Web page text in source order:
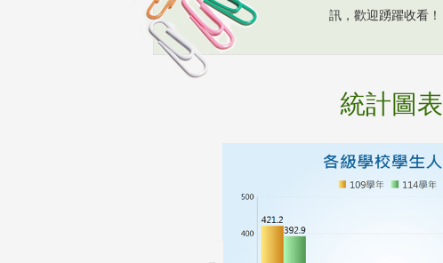
訊，歡迎踴躍收看！
統計圖表